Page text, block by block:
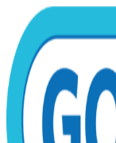
nội
dung
MenuTên*
Email*
Trang
web
Scroll
Up